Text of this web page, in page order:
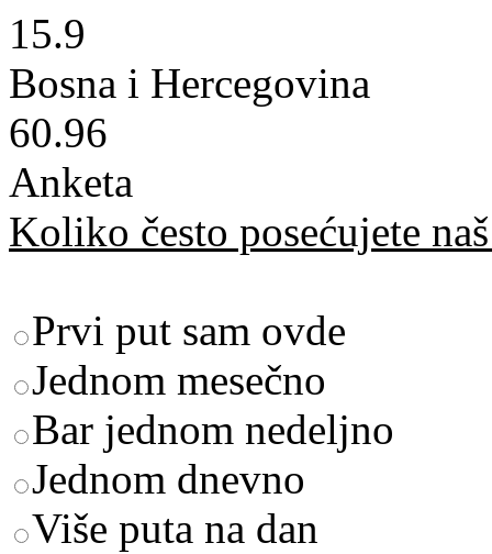
15.9
Bosna i Hercegovina
60.96
Anketa
Koliko često posećujete
Prvi put sam ovde
Jednom mesečno
Bar jednom nedeljno
Jednom dnevno
Više puta na dan